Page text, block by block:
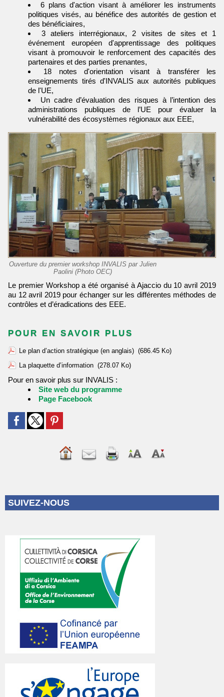
6 plans d'action visant à améliorer les instruments
politiques visés, au bénéfice des autorités de gestion et
des bénéficiaires,
3 ateliers interrégionaux, 2 visites de sites et 1
événement européen d'apprentissage des politiques
visant à promouvoir le renforcement des capacités des
partenaires et des parties prenantes,
18 notes d'orientation visant à transférer les
enseignements tirés d'INVALIS aux autorités publiques
de l'UE,
Un cadre d’évaluation des risques à l’intention des
administrations publiques de l’UE pour évaluer la
vulnérabilité des écosystèmes régionaux aux EEE,
Ouverture du premier workshop INVALIS par Julien
Paolini (Photo OEC)
Le premier Workshop a été organisé à Ajaccio du 10 avril 2019
au 12 avril 2019 pour échanger sur les différentes méthodes de
contrôles et d’éradications des EEE.
POUR EN SAVOIR PLUS
Le plan d’action stratégique (en anglais) (686.45 Ko)
La plaquette d’information (278.07 Ko)
Pour en savoir plus sur INVALIS :
Site web du programme
Page Facebook
SUIVEZ-NOUS